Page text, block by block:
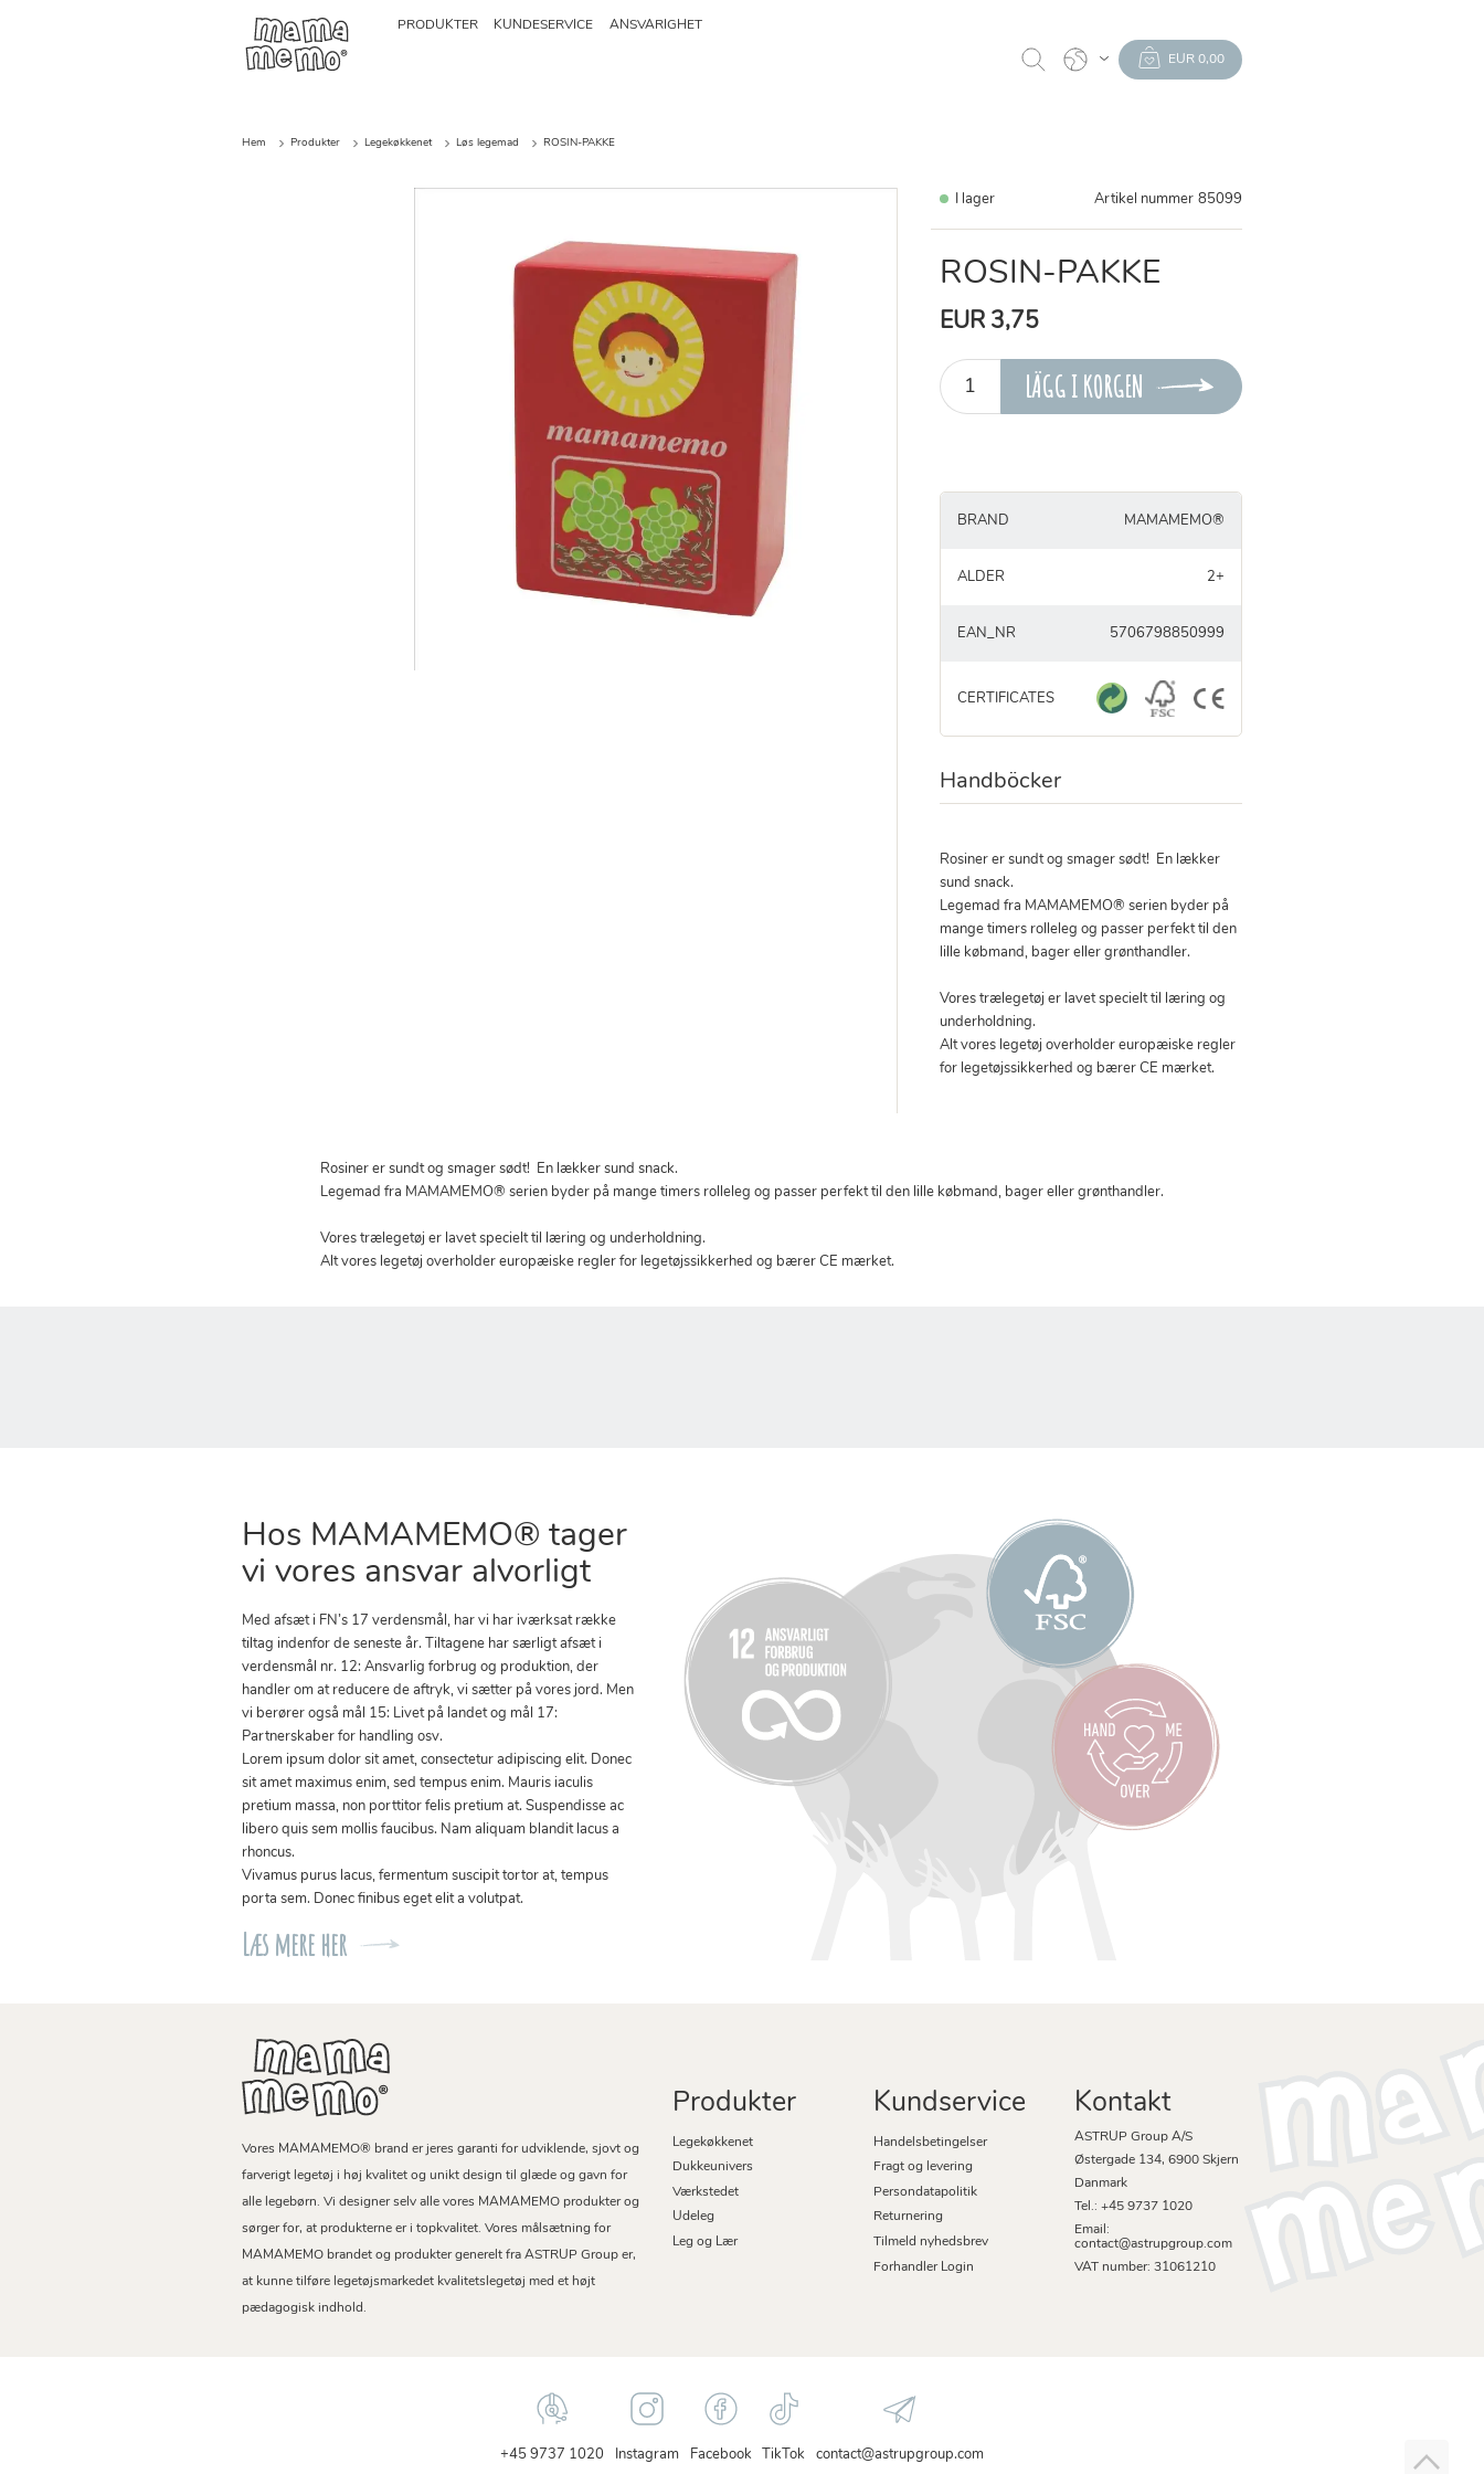
PRODUKTER KUNDESERVICE ANSVARIGHET
EUR 0,00
Hem Produkter Legekøkkenet Løs legemad ROSIN-PAKKE
I lager Artikel nummer 85099
ROSIN-PAKKE
EUR 3,75
LÄGG I KORGEN
BRAND MAMAMEMO®
ALDER 2+
EAN_NR 5706798850999
CERTIFICATES
Handböcker
Rosiner er sundt og smager sødt! En lækker
sund snack.
Legemad fra MAMAMEMO® serien byder på
mange timers rolleleg og passer perfekt til den
lille købmand, bager eller grønthandler.
Vores trælegetøj er lavet specielt til læring og
underholdning.
Alt vores legetøj overholder europæiske regler
for legetøjssikkerhed og bærer CE mærket.
Rosiner er sundt og smager sødt! En lækker sund snack.
Legemad fra MAMAMEMO® serien byder på mange timers rolleleg og passer perfekt til den lille købmand, bager eller grønthandler.
Vores trælegetøj er lavet specielt til læring og underholdning.
Alt vores legetøj overholder europæiske regler for legetøjssikkerhed og bærer CE mærket.
Hos MAMAMEMO® tager
vi vores ansvar alvorligt
Med afsæt i FN’s 17 verdensmål, har vi har iværksat række
tiltag indenfor de seneste år. Tiltagene har særligt afsæt i
verdensmål nr. 12: Ansvarlig forbrug og produktion, der
handler om at reducere de aftryk, vi sætter på vores jord. Men
vi berører også mål 15: Livet på landet og mål 17:
Partnerskaber for handling osv.
Lorem ipsum dolor sit amet, consectetur adipiscing elit. Donec
sit amet maximus enim, sed tempus enim. Mauris iaculis
pretium massa, non porttitor felis pretium at. Suspendisse ac
libero quis sem mollis faucibus. Nam aliquam blandit lacus a
rhoncus.
Vivamus purus lacus, fermentum suscipit tortor at, tempus
porta sem. Donec finibus eget elit a volutpat.
Læs mere her
Vores MAMAMEMO® brand er jeres garanti for udviklende, sjovt og
farverigt legetøj i høj kvalitet og unikt design til glæde og gavn for
alle legebørn. Vi designer selv alle vores MAMAMEMO produkter og
sørger for, at produkterne er i topkvalitet. Vores målsætning for
MAMAMEMO brandet og produkter generelt fra ASTRUP Group er,
at kunne tilføre legetøjsmarkedet kvalitetslegetøj med et højt
pædagogisk indhold.
Produkter
Legekøkkenet
Dukkeunivers
Værkstedet
Udeleg
Leg og Lær
Kundservice
Handelsbetingelser
Fragt og levering
Persondatapolitik
Returnering
Tilmeld nyhedsbrev
Forhandler Login
Kontakt
ASTRUP Group A/S
Østergade 134, 6900 Skjern
Danmark
Tel.: +45 9737 1020
Email:
contact@astrupgroup.com
VAT number: 31061210
+45 9737 1020 Instagram Facebook TikTok contact@astrupgroup.com